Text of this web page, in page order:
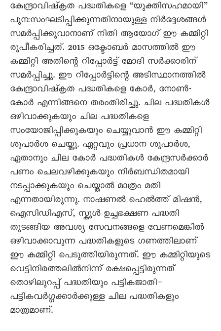
കേന്ദ്രാവിഷ്കൃത പദ്ധതികളെ “യുക്തിസഹമായി”
പുനഃസംഘടിപ്പിക്കുന്നതിനായുള്ള നിർദ്ദേശങ്ങൾ
സമർപ്പിക്കുവാനാണ് നിതി ആയോഗ് ഈ കമ്മിറ്റി
രൂപീകരിച്ചത്. 2015 ഒക്ടോബർ മാസത്തിൽ ഈ
കമ്മിറ്റി അതിന്റെ റിപ്പോർട്ട് മോദി സർക്കാരിന്
സമർപ്പിച്ചു. ഈ റിപ്പോർട്ടിന്റെ അടിസ്ഥാനത്തിൽ
കേന്ദ്രാവിഷ്കൃത പദ്ധതികളെ കോർ, നോൺ-
കോർ എന്നിങ്ങനെ തരംതിരിച്ചു. ചില പദ്ധതികൾ
ഒഴിവാക്കുകയും ചില പദ്ധതികളെ
സംയോജിപ്പിക്കുകയും ചെയ്യുവാൻ ഈ കമ്മിറ്റി
ശുപാർശ ചെയ്തു. ഏറ്റവും പ്രധാന ശുപാർശ,
ഏതാനും ചില കോർ പദ്ധതികൾ കേന്ദ്രസർക്കാർ
പണം ചെലവഴിക്കുകയും നിർബന്ധിതമായി
നടപ്പാക്കുകയും ചെയ്താൽ മാത്രം മതി
എന്നതായിരുന്നു. നാഷണൽ ഹെൽത്ത് മിഷൻ,
ഐസിഡിഎസ്, സ്കൂൾ ഉച്ചഭക്ഷണ പദ്ധതി
തുടങ്ങിയ അവശ്യ സേവനങ്ങളെ വേണമെങ്കിൽ
ഒഴിവാക്കാവുന്ന പദ്ധതികളുടെ ഗണത്തിലാണ്
ഈ കമ്മിറ്റി പെടുത്തിയിരുന്നത്. ഈ കമ്മിറ്റിയുടെ
വെട്ടിനിരത്തലിൽനിന്ന് രക്ഷപ്പെട്ടിരുന്നത്
തൊഴിലുറപ്പ് പദ്ധതിയും പട്ടികജാതി–
പട്ടികവർഗ്ഗക്കാര്‍ക്കുള്ള ചില പദ്ധതികളും
മാത്രമാണ്.